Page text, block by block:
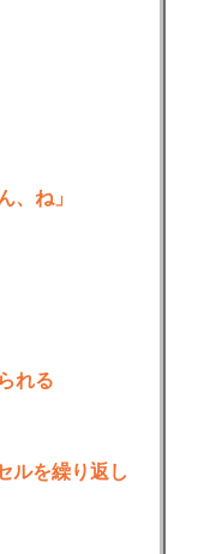
、ね」
れる
ルを繰り返し